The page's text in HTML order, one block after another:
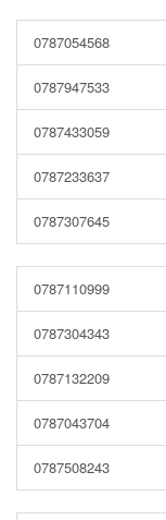
0787054568
0787947533
0787433059
0787233637
0787307645
0787110999
0787304343
0787132209
0787043704
0787508243